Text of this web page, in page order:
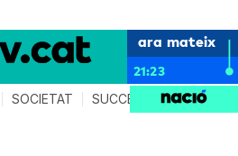
ara mateix
21:23
SOCIETAT SUCCESSOS